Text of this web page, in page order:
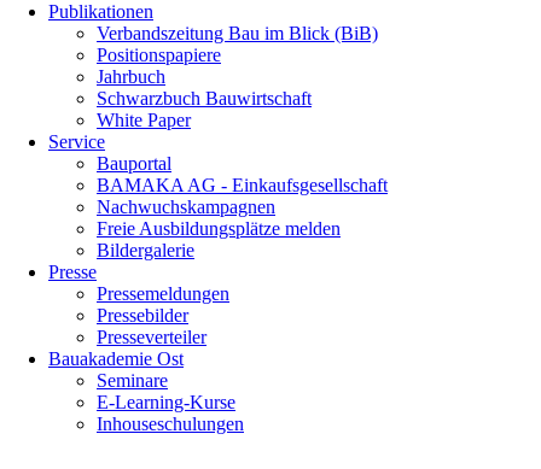
Publikationen
Verbandszeitung Bau im Blick (BiB)
Positionspapiere
Jahrbuch
Schwarzbuch Bauwirtschaft
White Paper
Service
Bauportal
BAMAKA AG - Einkaufsgesellschaft
Nachwuchskampagnen
Freie Ausbildungsplätze melden
Bildergalerie
Presse
Pressemeldungen
Pressebilder
Presseverteiler
Bauakademie Ost
Seminare
E-Learning-Kurse
Inhouseschulungen